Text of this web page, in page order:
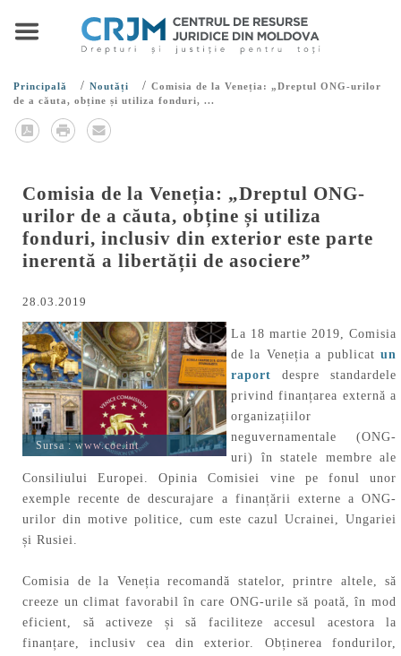
Principală / Noutăți / Comisia de la Veneția: „Dreptul ONG-urilor
de a căuta, obține și utiliza fonduri, ...
Comisia de la Veneția: „Dreptul ONG-
urilor de a căuta, obține și utiliza
fonduri, inclusiv din exterior este parte
inerentă a libertății de asociere”
28.03.2019
Sursa : www.coe.int
La 18 martie 2019, Comisia
de la Veneția a publicat un
raport despre standardele
privind finanțarea externă a
organizațiilor
neguvernamentale (ONG-
uri) în statele membre ale
Consiliului Europei. Opinia Comisiei vine pe fonul unor
exemple recente de descurajare a finanțării externe a ONG-
urilor din motive politice, cum este cazul Ucrainei, Ungariei
și Rusiei.
Comisia de la Veneția recomandă statelor, printre altele, să
creeze un climat favorabil în care ONG-urile să poată, în mod
eficient, să activeze și să faciliteze accesul acestora la
finanțare, inclusiv cea din exterior. Obținerea fondurilor,